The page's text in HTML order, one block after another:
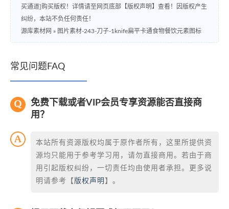
买通道]购买版权！详情请至网页底部【版权声明】查看！因版权产生
纠纷，本站不负任何责任！
源库素材网 » 图片素材-243-刀子-1knife扁平卡通食物餐饮元素图标
常见问题FAQ
免费下载或者VIP会员专享资源能否直接商
用？
本站所有资源版权均属于原作者所有，这里所提供资
源均只能用于参考学习用，请勿直接商用。若由于商
用引起版权纠纷，一切责任均由使用者承担。更多说
明请参考【 版权声明 】。